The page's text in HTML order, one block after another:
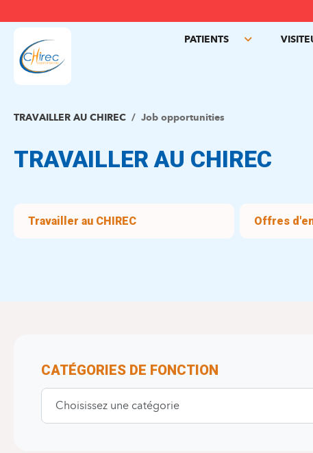
PATIENTS
TRAVAILLER AU CHIREC Job opportunities
TRAVAILLER AU CHIREC
Travailler au CHIREC Offres
CATÉGORIES DE FONCTION
Choisissez une catégorie